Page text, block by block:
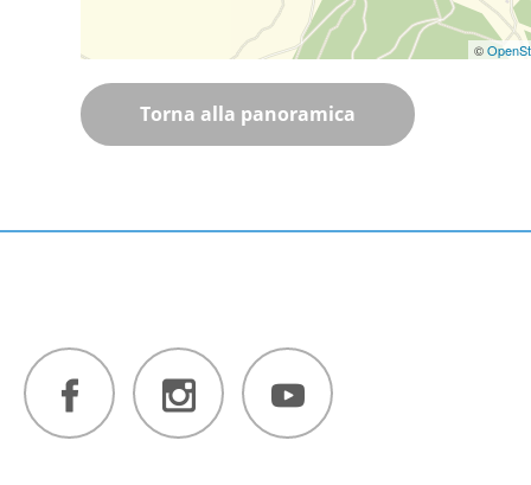
©
Torna alla panoramica